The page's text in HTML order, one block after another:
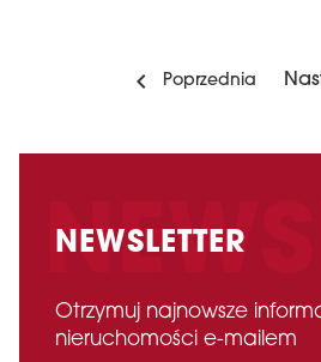
Poprzednia
NEWSLETTER
Otrzymuj najnowsze
nieruchomości e-mailem